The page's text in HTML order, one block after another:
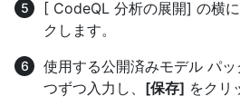
[ CodeQL 分析の展開] の横
クします。
使用する公開済みモデル パ
つずつ入力し、 [保存] をクリ